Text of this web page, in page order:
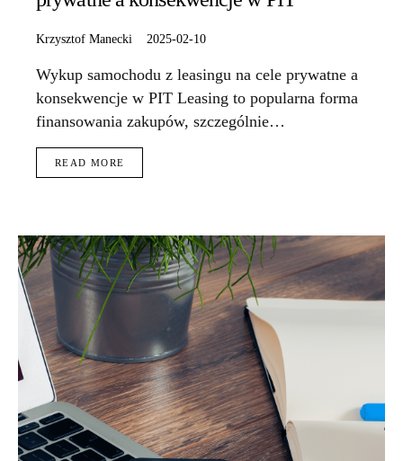
Krzysztof Manecki 2025-02-10
Wykup samochodu z leasingu na cele prywatne a
konsekwencje w PIT Leasing to popularna forma
finansowania zakupów, szczególnie…
READ MORE